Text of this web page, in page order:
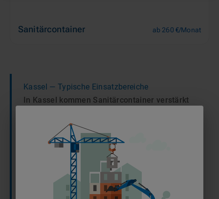
Sanitärcontainer ab 260 €/Monat
Kassel — Typische Einsatzbereiche
In Kassel kommen Sanitärcontainer verstärkt
Werkserweiterungen oder Umbaumaßnahmen
die hygienische Versorgung großer
Belegschaften sicherzustellen. Zudem sind sie
im Gleisbau rund um den zentralen
Schienenknotenpunkt unverzichtbar, da sie
Bautrupps an wechselnden Einsatzorten
entlang des Streckennetzes eine mobile und